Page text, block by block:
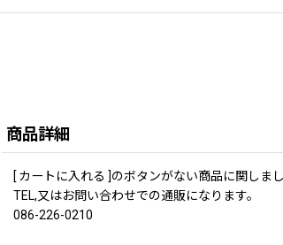
商品詳細
[ カートに入れる ]のボタンがない商品に関しまし
TEL,又はお問い合わせでの通販になります。
086-226-0210